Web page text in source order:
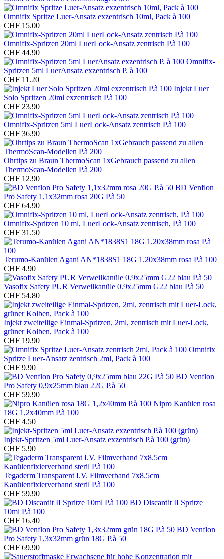
Omnifix Spritze Luer-Ansatz exzentrisch 10ml, Pack à 100
CHF 15.00
Omnifix-Spritzen 20ml LuerLock-Ansatz zentrisch P.à 100
CHF 44.90
Omnifix-
Spritzen 5ml LuerAnsatz exzentrisch P. à 100
CHF 11.20
Injekt Luer
Solo Spritzen 20ml exzentrisch P.à 100
CHF 23.90
Omnifix-Spritzen 5ml LuerLock-Ansatz zentrisch P.à 100
CHF 36.90
Ohrtips zu Braun ThermoScan 1xGebrauch passend zu allen
ThermoScan-Modellen P.à 200
CHF 12.90
BD Venflon
Pro Safety 1,1x32mm rosa 20G P.à 50
CHF 64.90
Omnifix-Spritzen 10 ml, LuerLock-Ansatz zentrisch, P.à 100
CHF 31.50
Terumo-Kanülen Agani AN*1838S1 18G 1.20x38mm rosa P.à 100
CHF 4.90
Vasofix Safety PUR Verweilkanüle 0.9x25mm G22 blau P.à 50
CHF 54.80
Injekt zweiteilige Einmal-Spritzen, 2ml, zentrisch mit Luer-Lock,
grüner Kolben, Pack à 100
CHF 19.90
Omnifix
Spritze Luer-Ansatz zentrisch 2ml, Pack à 100
CHF 9.90
BD Venflon
Pro Safety 0,9x25mm blau 22G P.à 50
CHF 59.90
Nipro Kanülen rosa
18G 1,2x40mm P.à 100
CHF 4.50
Injekt-Spritzen 5ml Luer-Ansatz exzentrisch P.à 100 (grün)
CHF 5.90
Tegaderm Transparent I.V. Filmverband 7x8.5cm
Kanülenfixierverband steril P.à 100
CHF 59.90
BD Discardit II Spritze
10ml P.à 100
CHF 16.40
BD Venflon
Pro Safety 1,3x32mm grün 18G P.à 50
CHF 69.90